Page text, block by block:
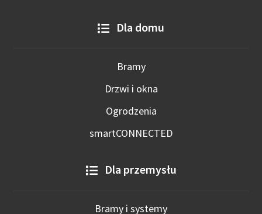
Dla domu
Bramy
Drzwi i okna
Ogrodzenia
smartCONNECTED
Dla przemysłu
Bramy i systemy